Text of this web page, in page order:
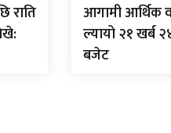
राति
आगामी आर्थिक
ल्यायो २१ खर्ब
बजेट